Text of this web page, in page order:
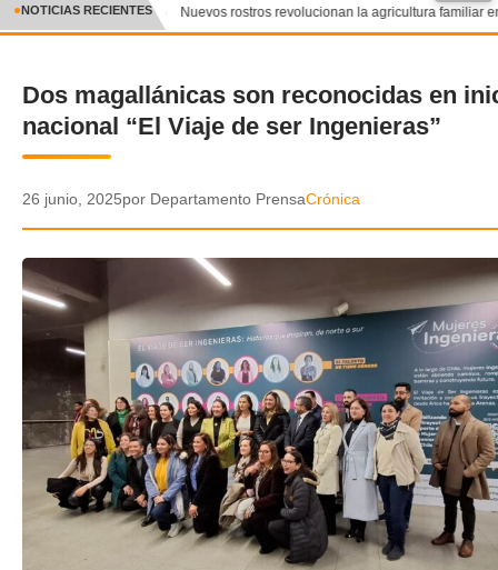
CRÓNICA
DEPORTES
ENTRETENIMIENTO Y CULTURA
POLICIAL
AUDIOS
VIDEOS
GALERIA DE FOTOS
APP MÓVIL
TRANSPARENCIA
✕
●NOTICIAS RECIENTES Nuevos rostros revolucionan la agricultura familiar
Dos magallánicas son reconocidas en
nacional “El Viaje de ser Ingenieras”
26 junio, 2025por Departamento PrensaCrónica